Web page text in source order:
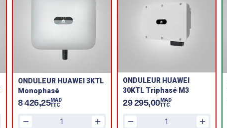
ONDULEUR HUAWEI 3KTL
Monophasé
8 426,25MAD
TTC
ONDULEUR HUAWEI
30KTL Triphasé M3
29 295,00MAD
TTC